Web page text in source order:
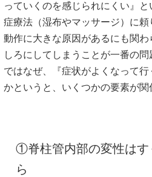
っていくのを感じられにくい』
症療法（湿布やマッサージ）に
動作に大きな原因があるにも関
しろにしてしまうことが一番の問
ではなぜ、『症状がよくなって
かというと、いくつかの要素が関
①脊柱管内部の変性はす
ら